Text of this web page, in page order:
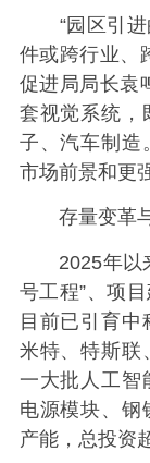
“园区引进
件或跨行业、
促进局局长袁
套视觉系统，
子、汽车制造
市场前景和更
存量变革与
2025年以来
号工程”、项
目前已引育中
米特、特斯联
一大批人工智
电源模块、钢
产能，总投资